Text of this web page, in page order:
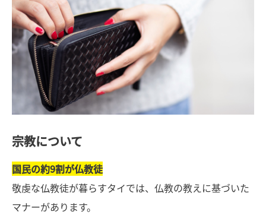
宗教について
国民の約9割が仏教徒
敬虔な仏教徒が暮らすタイでは、仏教の教えに基づいた
マナーがあります。